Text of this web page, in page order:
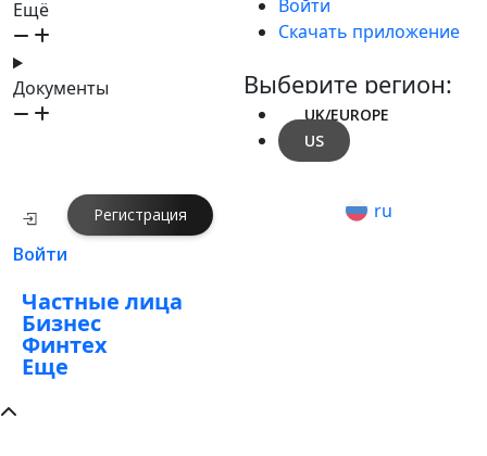
Ещё
Документы
Войти
Скачать приложение
Выберите регион:
UK/EUROPE
US
Войти
Регистрация ru
Частные лица
Бизнес
Финтех
Еще